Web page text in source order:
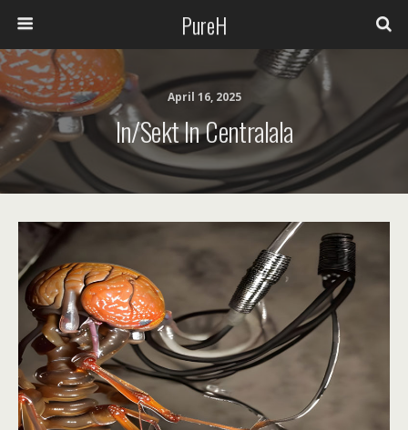
PureH
April 16, 2025
In/sekt In Centralala